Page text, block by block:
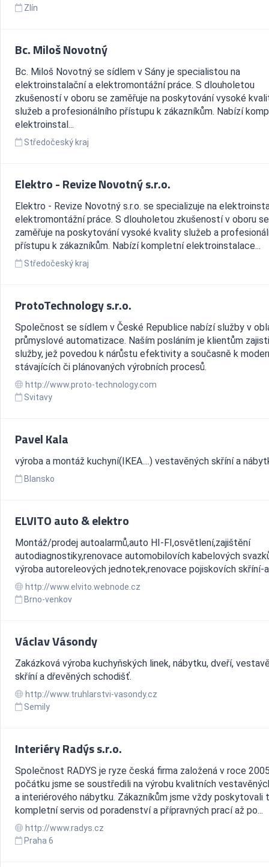
Zlín
Bc. Miloš Novotný
Bc. Miloš Novotný se sídlem v Sány je specialistou na
elektroinstalační a elektromontážní práce. S dlouholetou
zkušeností v oboru se zaměřuje na poskytování vysoké
služeb a profesionálního přístupu k zákazníkům. Nabízí
elektroinstal...
Středočeský kraj
Elektro - Revize Novotný s.r.o.
Elektro - Revize Novotný s.r.o. se specializuje na
elektromontážní práce. S dlouholetou zkušeností v oboru se
zaměřuje na poskytování vysoké kvality služeb a
přístupu k zákazníkům. Nabízí kompletní elektroinstalace...
Středočeský kraj
ProtoTechnology s.r.o.
Společnost se sídlem v České Republice nabízí služby v
průmyslové automatizace. Naším posláním je klientům
služby, jež povedou k nárůstu efektivity a současně k
stávajících či plánovaných výrobních procesů.
http://www.proto-technology.com
Svitavy
Pavel Kala
výroba a montáž kuchyní(IKEA....) vestavěných skříní a
Blansko
ELVITO auto & elektro
Montáž/prodej autoalarmů,auto HI-FI,osvětlení,zajištění
autodiagnostiky,renovace automobilovích kabelových
výroba autoreleových jednotek,renovace pojiskovích skříní-
http://www.elvito.webnode.cz
Brno-venkov
Václav Vásondy
Zakázková výroba kuchyňských linek, nábytku, dveří,
skříní a dřevěných schodišť.
http://www.truhlarstvi-vasondy.cz
Semily
Interiéry Radýs s.r.o.
Společnost RADYS je ryze česká firma založená v roce
počátku jsme se soustředili na výrobu kvalitních
a interiérového nábytku. Zákazníkům jsme vždy poskytovali
kompletní servis od poradenství a přípravných prací až po...
http://www.radys.cz
Praha 6